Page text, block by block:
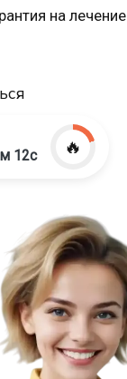
на лечение
10с 🔥